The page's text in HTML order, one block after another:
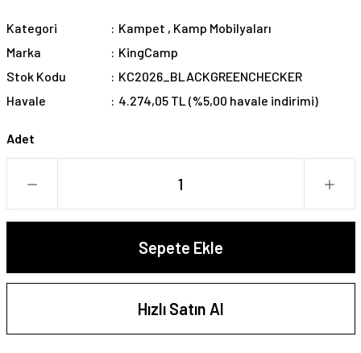
Kategori Kampet , Kamp Mobilyaları
Marka
KingCamp
Stok Kodu
KC2026_BLACKGREENCHECKER
Havale
4.274,05 TL (%5,00 havale indirimi)
Adet
Sepete Ekle
Hızlı Satın Al